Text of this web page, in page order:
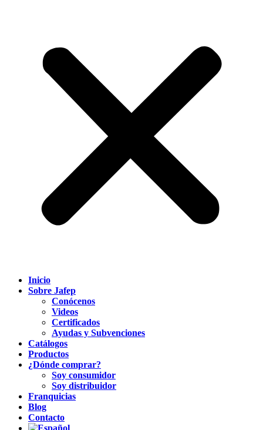
Inicio
Sobre Jafep
Conócenos
Videos
Certificados
Ayudas y Subvenciones
Catálogos
Productos
¿Dónde comprar?
Soy consumidor
Soy distribuidor
Franquicias
Blog
Contacto